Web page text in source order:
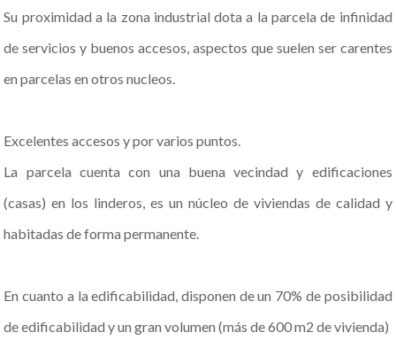
Su proximidad a la zona industrial dota a la parcela de infinidad
de servicios y buenos accesos, aspectos que suelen ser carentes
en parcelas en otros nucleos.
Excelentes accesos y por varios puntos.
La parcela cuenta con una buena vecindad y edificaciones
(casas) en los linderos, es un núcleo de viviendas de calidad y
habitadas de forma permanente.
En cuanto a la edificabilidad, disponen de un 70% de posibilidad
de edificabilidad y un gran volumen (más de 600 m2 de vivienda)